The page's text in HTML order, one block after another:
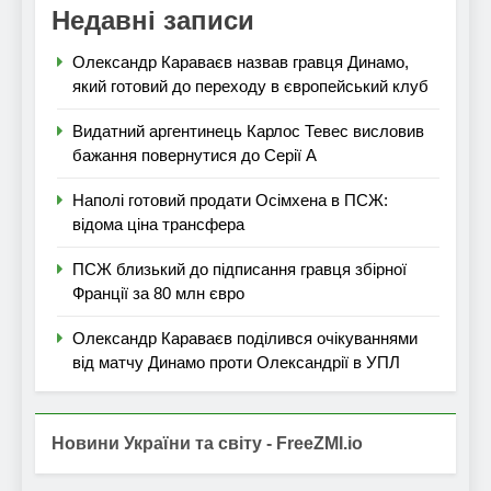
Недавні записи
Олександр Караваєв назвав гравця Динамо,
який готовий до переходу в європейський клуб
Видатний аргентинець Карлос Тевес висловив
бажання повернутися до Серії А
Наполі готовий продати Осімхена в ПСЖ:
відома ціна трансфера
ПСЖ близький до підписання гравця збірної
Франції за 80 млн євро
Олександр Караваєв поділився очікуваннями
від матчу Динамо проти Олександрії в УПЛ
Новини України та світу - FreeZMI.io